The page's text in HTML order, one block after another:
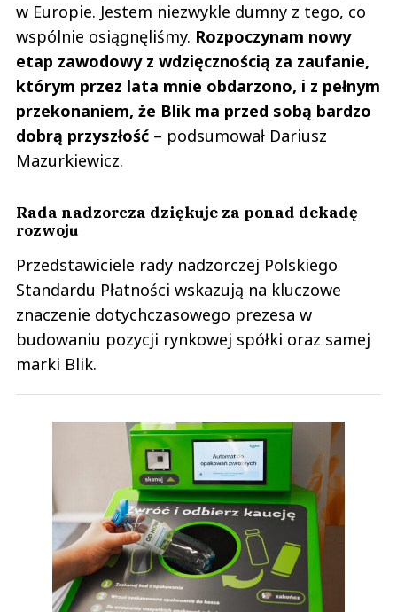
w Europie. Jestem niezwykle dumny z tego, co
wspólnie osiągnęliśmy. Rozpoczynam nowy
etap zawodowy z wdzięcznością za zaufanie,
którym przez lata mnie obdarzono, i z pełnym
przekonaniem, że Blik ma przed sobą bardzo
dobrą przyszłość – podsumował Dariusz
Mazurkiewicz.
Rada nadzorcza dziękuje za ponad dekadę
rozwoju
Przedstawiciele rady nadzorczej Polskiego
Standardu Płatności wskazują na kluczowe
znaczenie dotychczasowego prezesa w
budowaniu pozycji rynkowej spółki oraz samej
marki Blik.